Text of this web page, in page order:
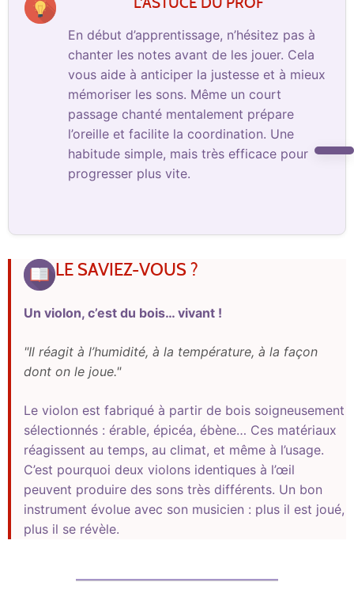
En début d’apprentissage, n’hésitez pas à
chanter les notes avant de les jouer. Cela
vous aide à anticiper la justesse et à mieux
mémoriser les sons. Même un court
passage chanté mentalement prépare
l’oreille et facilite la coordination. Une
habitude simple, mais très efficace pour
progresser plus vite.
LE SAVIEZ-VOUS ?
Un violon, c’est du bois… vivant !
"Il réagit à l’humidité, à la température, à la façon
dont on le joue."
Le violon est fabriqué à partir de bois soigneusement
sélectionnés : érable, épicéa, ébène… Ces matériaux
réagissent au temps, au climat, et même à l’usage.
C’est pourquoi deux violons identiques à l’œil
peuvent produire des sons très différents. Un bon
instrument évolue avec son musicien : plus il est joué,
plus il se révèle.